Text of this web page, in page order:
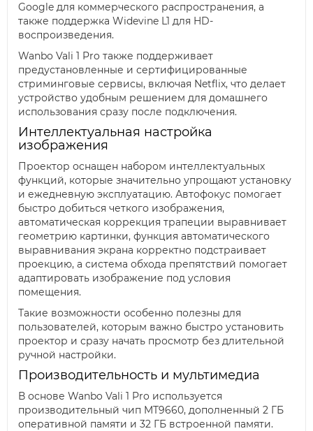
Google для коммерческого распространения, а
также поддержка Widevine L1 для HD-
воспроизведения.
Wanbo Vali 1 Pro также поддерживает
предустановленные и сертифицированные
стриминговые сервисы, включая Netflix, что делает
устройство удобным решением для домашнего
использования сразу после подключения.
Интеллектуальная настройка
изображения
Проектор оснащен набором интеллектуальных
функций, которые значительно упрощают установку
и ежедневную эксплуатацию. Автофокус помогает
быстро добиться четкого изображения,
автоматическая коррекция трапеции выравнивает
геометрию картинки, функция автоматического
выравнивания экрана корректно подстраивает
проекцию, а система обхода препятствий помогает
адаптировать изображение под условия
помещения.
Такие возможности особенно полезны для
пользователей, которым важно быстро установить
проектор и сразу начать просмотр без длительной
ручной настройки.
Производительность и мультимедиа
В основе Wanbo Vali 1 Pro используется
производительный чип MT9660, дополненный 2 ГБ
оперативной памяти и 32 ГБ встроенной памяти.